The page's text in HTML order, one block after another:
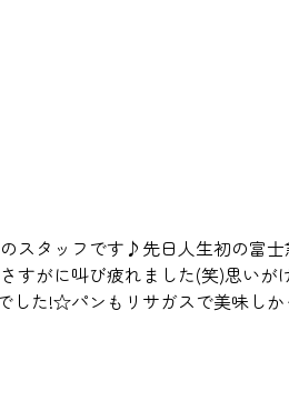
スタッフです♪先日人生初の富士
すがに叫び疲れました(笑)思いが
した!☆パンもリサガスで美味し